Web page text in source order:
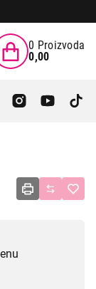
0 Proizvoda
0,00